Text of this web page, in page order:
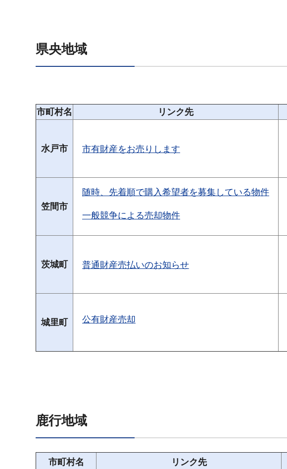
県央地域
市町村名 リンク先
水戸市 市有財産をお売りします
笠間市
随時、先着順で購入希望者を募集している物件
一般競争による売却物件
茨城町 普通財産売払いのお知らせ
城里町 公有財産売却
鹿行地域
市町村名 リンク先